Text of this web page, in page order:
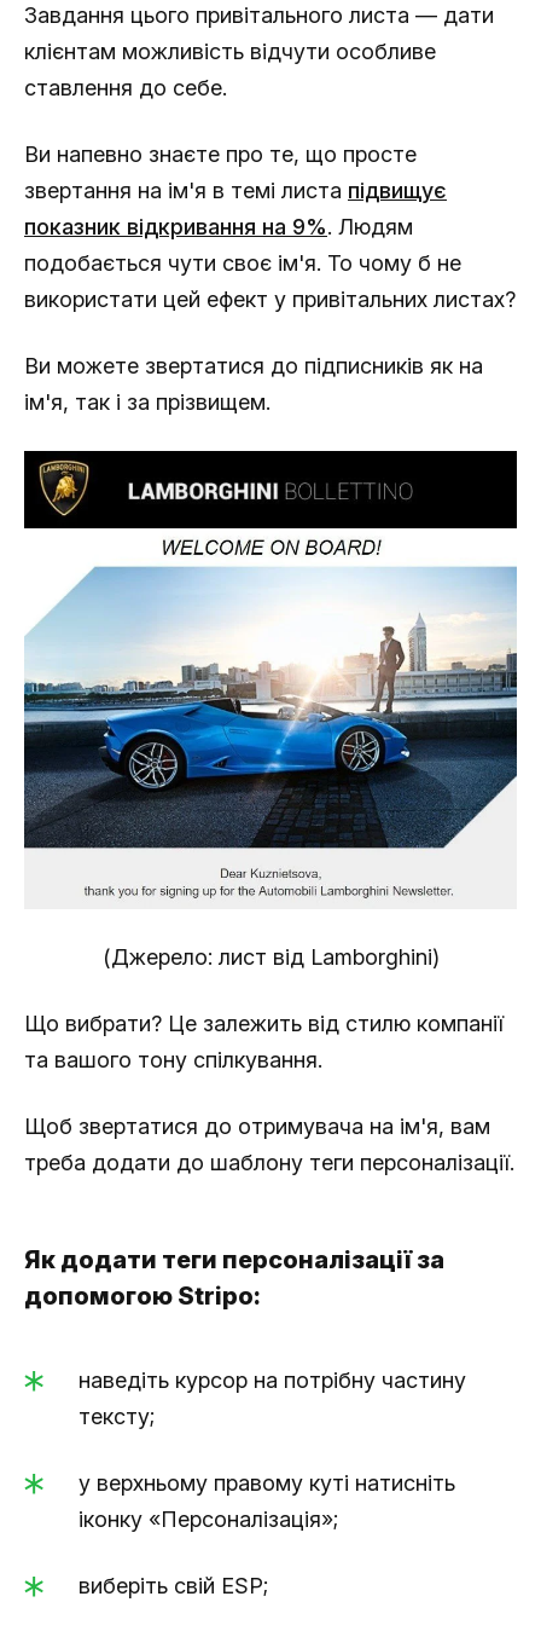
Завдання цього привітального листа — дати
клієнтам можливість відчути особливе
ставлення до себе.
Ви напевно знаєте про те, що просте
звертання на ім'я в темі листа підвищує
показник відкривання на 9%. Людям
подобається чути своє ім'я. То чому б не
використати цей ефект у привітальних листах?
Ви можете звертатися до підписників як на
ім'я, так і за прізвищем.
(Джерело: лист від Lamborghini)
Що вибрати? Це залежить від стилю компанії
та вашого тону спілкування.
Щоб звертатися до отримувача на ім'я, вам
треба додати до шаблону теги персоналізації.
Як додати теги персоналізації за
допомогою Stripo:
наведіть курсор на потрібну частину
тексту;
у верхньому правому куті натисніть
іконку «Персоналізація»;
виберіть свій ESP;